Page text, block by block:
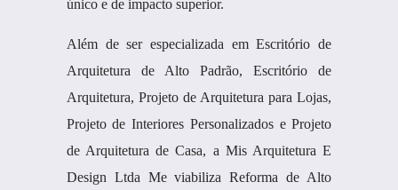
único e de impacto superior.
Além de ser especializada em Escritório de
Arquitetura de Alto Padrão, Escritório de
Arquitetura, Projeto de Arquitetura para Lojas,
Projeto de Interiores Personalizados e Projeto
de Arquitetura de Casa, a Mis Arquitetura E
Design Ltda Me viabiliza Reforma de Alto